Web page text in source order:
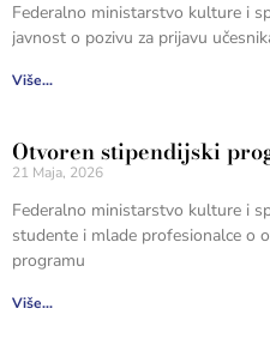
Federalno ministarstvo kulture i
javnost o pozivu za prijavu
Više...
Otvoren stipendijski
21 Maja, 2026
Federalno ministarstvo kulture i
studente i mlade profesionalce o
programu
Više...